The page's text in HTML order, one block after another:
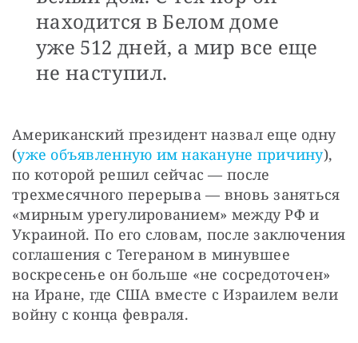
находится в Белом доме
уже 512 дней, а мир все еще
не наступил.
Американский президент назвал еще одну
(уже объявленную им накануне причину),
по которой решил сейчас — после
трехмесячного перерыва — вновь заняться
«мирным урегулированием» между РФ и
Украиной. По его словам, после заключения
соглашения с Тегераном в минувшее
воскресенье он больше «не сосредоточен»
на Иране, где США вместе с Израилем вели
войну с конца февраля.